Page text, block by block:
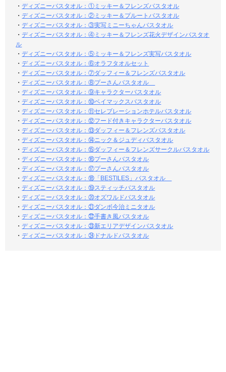
・ディズニーバスタオル：①ミッキー＆フレンズバスタオル
・ディズニーバスタオル：②ミッキー＆プルートバスタオル
・ディズニーバスタオル：③実写ミニーちゃんバスタオル
・ディズニーバスタオル：④ミッキー＆フレンズ花火デザインバスタオ
ル
・ディズニーバスタオル：⑤ミッキー＆フレンズ実写バスタオル
・ディズニーバスタオル：⑥オラフタオルセット
・ディズニーバスタオル：⑦ダッフィー＆フレンズバスタオル
・ディズニーバスタオル：⑧プーさんバスタオル
・ディズニーバスタオル：⑨キャラクターバスタオル
・ディズニーバスタオル：⑩ベイマックスバスタオル
・ディズニーバスタオル：⑪セレブレーションホテルバスタオル
・ディズニーバスタオル：⑫フード付きキャラクターバスタオル
・ディズニーバスタオル：⑬ダッフィー＆フレンズバスタオル
・ディズニーバスタオル：⑭ニック＆ジュディバスタオル
・ディズニーバスタオル：⑮ダッフィー＆フレンズサークルバスタオル
・ディズニーバスタオル：⑯プーさんバスタオル
・ディズニーバスタオル：⑰プーさんバスタオル
・ディズニーバスタオル：⑱「BESTILES」バスタオル
・ディズニーバスタオル：⑲スティッチバスタオル
・ディズニーバスタオル：⑳オズワルドバスタオル
・ディズニーバスタオル：㉑ダンボ今治ミニタオル
・ディズニーバスタオル：㉒手書き風バスタオル
・ディズニーバスタオル：㉓新エリアデザインバスタオル
・ディズニーバスタオル：㉔ドナルドバスタオル